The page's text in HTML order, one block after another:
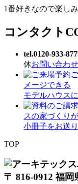
1番好きなので楽し
コンタクト
tel.0120-933-877
休お問い合わ
メージできる
モデルハウス
スの家づくり
小冊子をお送
TOP
〒 816-0912 福